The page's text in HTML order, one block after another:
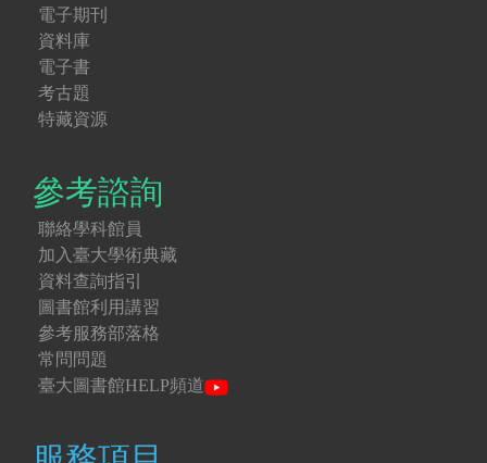
電子期刊
資料庫
電子書
考古題
特藏資源
參考諮詢
聯絡學科館員
加入臺大學術典藏
資料查詢指引
圖書館利用講習
參考服務部落格
常問問題
臺大圖書館HELP頻道